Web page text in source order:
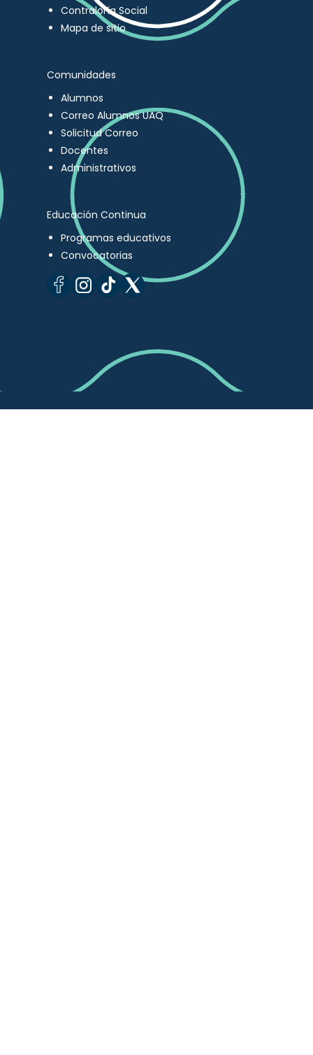
Contraloría Social
Mapa de sitio
Comunidades
Alumnos
Correo Alumnos UAQ
Solicitud Correo
Docentes
Administrativos
Educación Continua
Programas educativos
Convocatorias